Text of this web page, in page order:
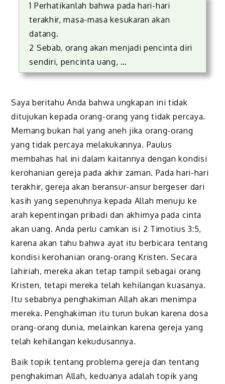
1 Perhatikanlah bahwa pada hari-hari
terakhir, masa-masa kesukaran akan
datang.
2 Sebab, orang akan menjadi pencinta diri
sendiri, pencinta uang, …
Saya beritahu Anda bahwa ungkapan ini tidak
ditujukan kepada orang-orang yang tidak percaya.
Memang bukan hal yang aneh jika orang-orang
yang tidak percaya melakukannya. Paulus
membahas hal ini dalam kaitannya dengan kondisi
kerohanian gereja pada akhir zaman. Pada hari-hari
terakhir, gereja akan beransur-ansur bergeser dari
kasih yang sepenuhnya kepada Allah menuju ke
arah kepentingan pribadi dan akhirnya pada cinta
akan uang. Anda perlu camkan isi 2 Timotius 3:5,
karena akan tahu bahwa ayat itu berbicara tentang
kondisi kerohanian orang-orang Kristen. Secara
lahiriah, mereka akan tetap tampil sebagai orang
Kristen, tetapi mereka telah kehilangan kuasanya.
Itu sebabnya penghakiman Allah akan menimpa
mereka. Penghakiman itu turun bukan karena dosa
orang-orang dunia, melainkan karena gereja yang
telah kehilangan kekudusannya.
Baik topik tentang problema gereja dan tentang
penghakiman Allah, keduanya adalah topik yang